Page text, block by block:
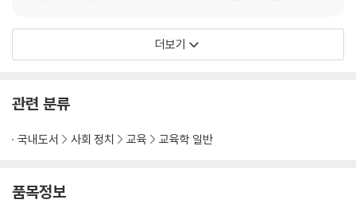
더보기
관련 분류
국내도서 사회 정치 교육 교육학 일반
품목정보